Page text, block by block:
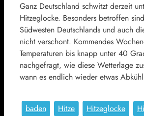
Ganz Deutschland schwitzt derzeit
Hitzeglocke. Besonders betroffen
Südwesten Deutschlands und auch
nicht verschont. Kommendes
Temperaturen bis knapp unter 40
nachgefragt, wie diese Wetterlage
wann es endlich wieder etwas
baden Hitze Hitzeglocke